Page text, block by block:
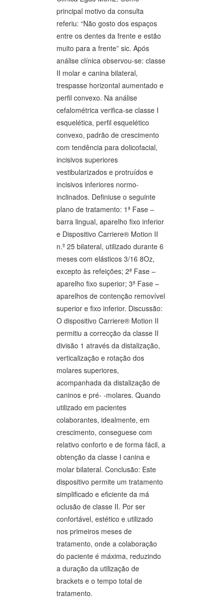
principal motivo da consulta
referiu: “Não gosto dos espaços
entre os dentes da frente e estão
muito para a frente” sic. Após
análise clínica observou-se: classe
II molar e canina bilateral,
trespasse horizontal aumentado e
perfil convexo. Na análise
cefalométrica verifica-se classe I
esquelética, perfil esquelético
convexo, padrão de crescimento
com tendência para dolicofacial,
incisivos superiores
vestibularizados e protruídos e
incisivos inferiores normo-
inclinados. Definiuse o seguinte
plano de tratamento: 1ª Fase –
barra lingual, aparelho fixo inferior
e Dispositivo Carriere® Motion II
n.º 25 bilateral, utilizado durante 6
meses com elásticos 3/16 8Oz,
excepto às refeições; 2ª Fase –
aparelho fixo superior; 3ª Fase –
aparelhos de contenção removível
superior e fixo inferior. Discussão:
O dispositivo Carriere® Motion II
permitiu a correcção da classe II
divisão 1 através da distalização,
verticalização e rotação dos
molares superiores,
acompanhada da distalização de
caninos e pré- -molares. Quando
utilizado em pacientes
colaborantes, idealmente, em
crescimento, conseguese com
relativo conforto e de forma fácil, a
obtenção da classe I canina e
molar bilateral. Conclusão: Este
dispositivo permite um tratamento
simplificado e eficiente da má
oclusão de classe II. Por ser
confortável, estético e utilizado
nos primeiros meses de
tratamento, onde a colaboração
do paciente é máxima, reduzindo
a duração da utilização de
brackets e o tempo total de
tratamento.